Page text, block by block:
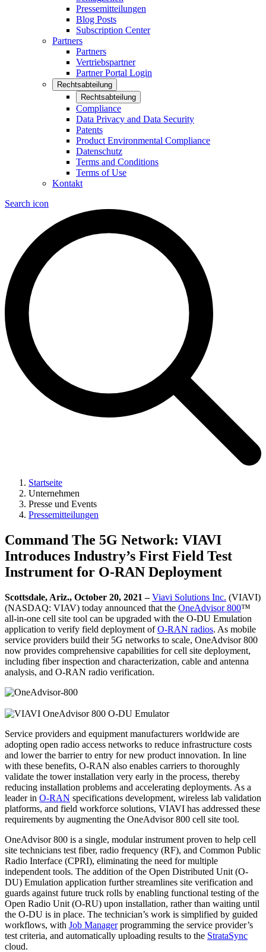
Pressemitteilungen
Blog Posts
Subscription Center
Partners
Partners
Vertriebspartner
Partner Portal Login
Rechtsabteilung
Rechtsabteilung
Compliance
Data Privacy and Data Security
Patents
Product Environmental Compliance
Datenschutz
Terms and Conditions
Terms of Use
Kontakt
Search icon
Startseite
Unternehmen
Presse und Events
Pressemitteilungen
Command The 5G Network: VIAVI
Introduces Industry’s First Field Test
Instrument for O-RAN Deployment
Scottsdale, Ariz., October 20, 2021 – Viavi Solutions Inc. (VIAVI)
(NASDAQ: VIAV) today announced that the OneAdvisor 800™
all-in-one cell site tool can be upgraded with the O-DU Emulation
application to verify field deployment ofO-RAN radios. As mobile
service providers build their 5G networks to scale, OneAdvisor 800
now provides comprehensive capabilities for cell site deployment,
including fiber inspection and characterization, cable and antenna
analysis, and O-RAN radio verification.
Service providers and equipment manufacturers worldwide are
adopting open radio access networks to reduce infrastructure costs
and lower the barrier to entry for new product innovation. In line
with these benefits, O-RAN also enables carriers to thoroughly
validate the tower installation very early in the process, thereby
reducing installation problems and accelerating deployments. As a
leader in O-RAN specifications development, wireless lab validation
platforms, and field workforce solutions, VIAVI has addressed these
requirements by augmenting the OneAdvisor 800 cell site tool.
OneAdvisor 800 is a single, modular instrument proven to help cell
site technicians test fiber, radio frequency (RF), and Common Public
Radio Interface (CPRI), eliminating the need for multiple
independent tools. The addition of the Open Distributed Unit (O-
DU) Emulation application further streamlines site verification and
guards against future truck rolls by enabling functional testing of the
Open Radio Unit (O-RU) upon installation, rather than waiting until
the O-DU is in place. The technician’s work is simplified by guided
workflows, with Job Managerprogramming the service provider’s
test criteria, and automatically uploading results to the StrataSync
cloud.